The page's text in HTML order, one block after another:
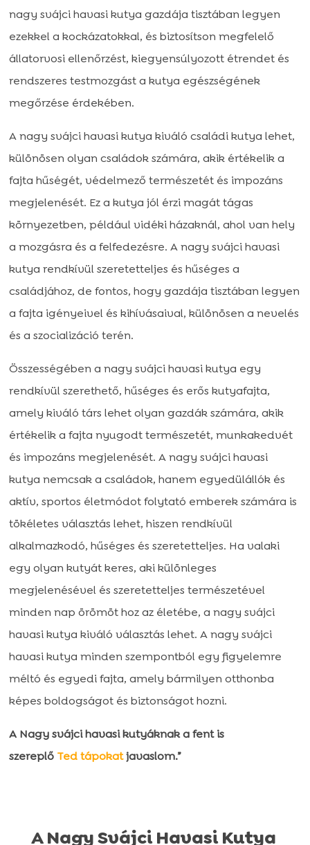
nagy svájci havasi kutya gazdája tisztában legyen
ezekkel a kockázatokkal, és biztosítson megfelelő
állatorvosi ellenőrzést, kiegyensúlyozott étrendet és
rendszeres testmozgást a kutya egészségének
megőrzése érdekében.
A nagy svájci havasi kutya kiváló családi kutya lehet,
különösen olyan családok számára, akik értékelik a
fajta hűségét, védelmező természetét és impozáns
megjelenését. Ez a kutya jól érzi magát tágas
környezetben, például vidéki házaknál, ahol van hely
a mozgásra és a felfedezésre. A nagy svájci havasi
kutya rendkívül szeretetteljes és hűséges a
családjához, de fontos, hogy gazdája tisztában legyen
a fajta igényeivel és kihívásaival, különösen a nevelés
és a szocializáció terén.
Összességében a nagy svájci havasi kutya egy
rendkívül szerethető, hűséges és erős kutyafajta,
amely kiváló társ lehet olyan gazdák számára, akik
értékelik a fajta nyugodt természetét, munkakedvét
és impozáns megjelenését. A nagy svájci havasi
kutya nemcsak a családok, hanem egyedülállók és
aktív, sportos életmódot folytató emberek számára is
tökéletes választás lehet, hiszen rendkívül
alkalmazkodó, hűséges és szeretetteljes. Ha valaki
egy olyan kutyát keres, aki különleges
megjelenésével és szeretetteljes természetével
minden nap örömöt hoz az életébe, a nagy svájci
havasi kutya kiváló választás lehet. A nagy svájci
havasi kutya minden szempontból egy figyelemre
méltó és egyedi fajta, amely bármilyen otthonba
képes boldogságot és biztonságot hozni.
A Nagy svájci havasi kutyáknak a fent is
szereplő Tedtápokatjavaslom.”
A Nagy Svájci Havasi Kutya